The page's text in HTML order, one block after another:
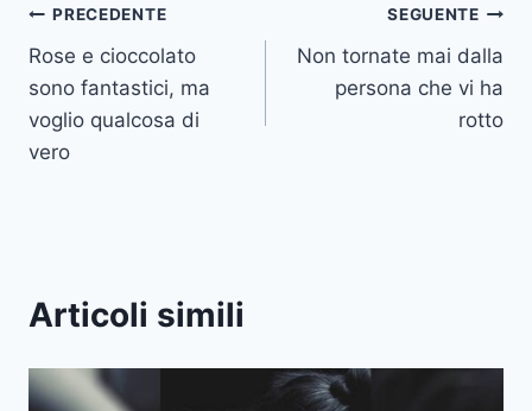
Navigazione
articoli
PRECEDENTE
Rose e cioccolato
sono fantastici, ma
voglio qualcosa di
vero
SEGUENTE
Non tornate mai dalla
persona che vi ha
rotto
Articoli simili